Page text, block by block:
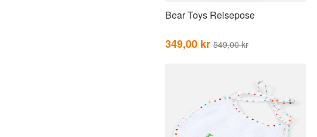
Bear Toys Reisepose
349,00 kr 549,00 kr